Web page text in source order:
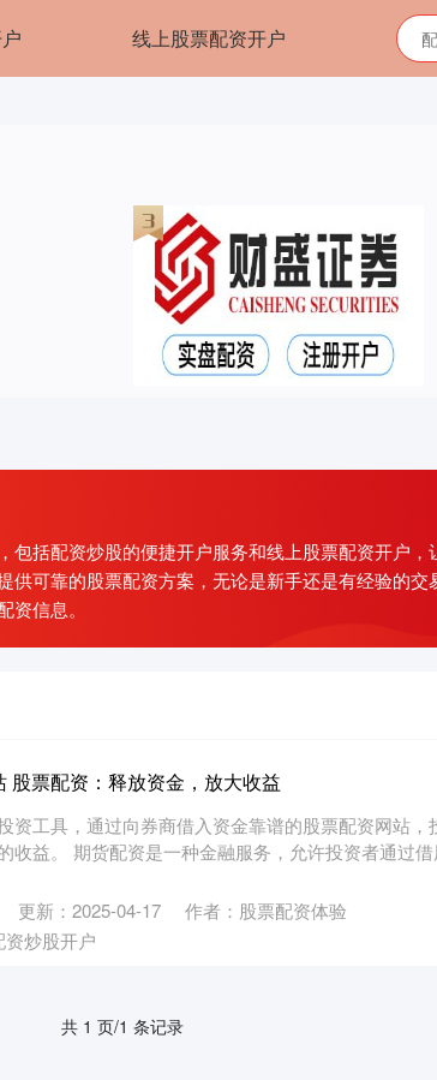
线上股票配资开户
包括配资炒股的便捷开户服务和线上股票配资开户，
供可靠的股票配资方案，无论是新手还是有经验的交
信息。
股票配资：释放资金，放大收益
资工具，通过向券商借入资金靠谱的股票配资网站，
收益。 期货配资是一种金融服务，允许投资者通过
更新：2025-04-17
作者：股票配资体验
资炒股开户
共 1 页/1 条记录